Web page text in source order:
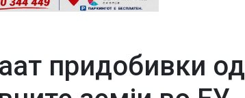
придобивки од